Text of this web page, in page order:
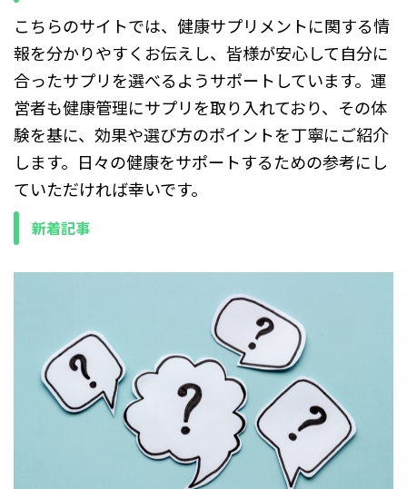
こちらのサイトでは、健康サプリメントに関する情
報を分かりやすくお伝えし、皆様が安心して自分に
合ったサプリを選べるようサポートしています。運
営者も健康管理にサプリを取り入れており、その体
験を基に、効果や選び方のポイントを丁寧にご紹介
します。日々の健康をサポートするための参考にし
ていただければ幸いです。
新着記事